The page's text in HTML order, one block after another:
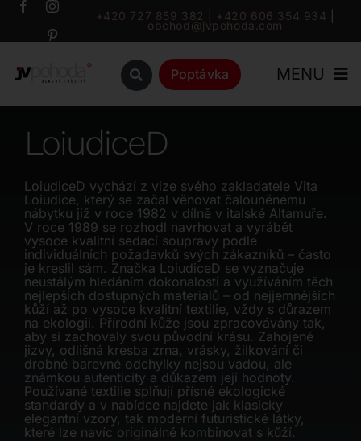
Přeskočit
+420 727 859 382 +420 606 354 934
obchod@jvpohoda.com
Poptávka MENU
Katalog
Značky
Outlet
Kontakt
LoiudiceD
LoiudiceD vychází z vize svého zakladatele Vita
Loiudice, který se začal věnovat čalouněnému
nábytku již v roce 1982 v dílně v italské Altamuře.
V roce 1989 se rozhodl navrhovat a vyrábět
vysoce kvalitní sedací soupravy podle
individuálních požadavků svých zákazníků – často
je kreslil sám. Značka LoiudiceD se vyznačuje
neustálým hledáním dokonalosti a využíváním těch
nejlepších dostupných materiálů – od nejjemnějších
kůží až po vysoce kvalitní textilie, vždy s důrazem
na ekologii. Přírodní kůže jsou zpracovávány tak,
aby si zachovaly svou původní krásu. Zahojené
jizvy, odlišná kresba zrna, vrásky, žilkování či
drobné barevné odchylky nejsou vadou, ale
známkou autenticity a důkazem její hodnoty.
Používané textilie splňují přísné ekologické
standardy a v nabídce najdete jak klasicky
elegantní vzory, tak moderní futuristické látky,
které lze navíc originálně kombinovat s kůží.